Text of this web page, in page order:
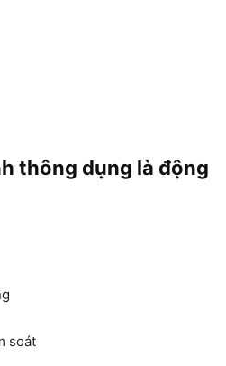
thông dụng là động
soát